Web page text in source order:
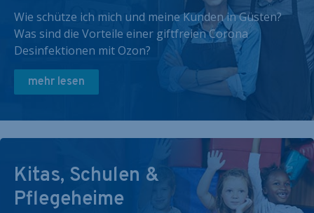
Wie schütze ich mich und meine Kunden in Güsten?
Was sind die Vorteile einer giftfreien Corona
Desinfektionen mit Ozon?
mehr lesen
Kitas, Schulen &
Pflegeheime